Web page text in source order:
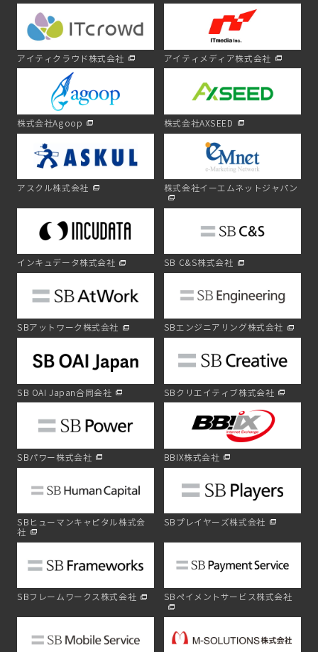
アイティクラウド株式会社 アイティメディア株式会社
株式会社Agoop 株式会社AXSEED
アスクル株式会社 株式会社イーエムネットジャパン
インキュデータ株式会社 SB C&S株式会社
SBアットワーク株式会社 SBエンジニアリング株式会社
SB OAI Japan合同会社 SBクリエイティブ株式会社
SBパワー株式会社 BBIX株式会社
SBヒューマンキャピタル株式会
社
SBプレイヤーズ株式会社
SBフレームワークス株式会社 SBペイメントサービス株式会社